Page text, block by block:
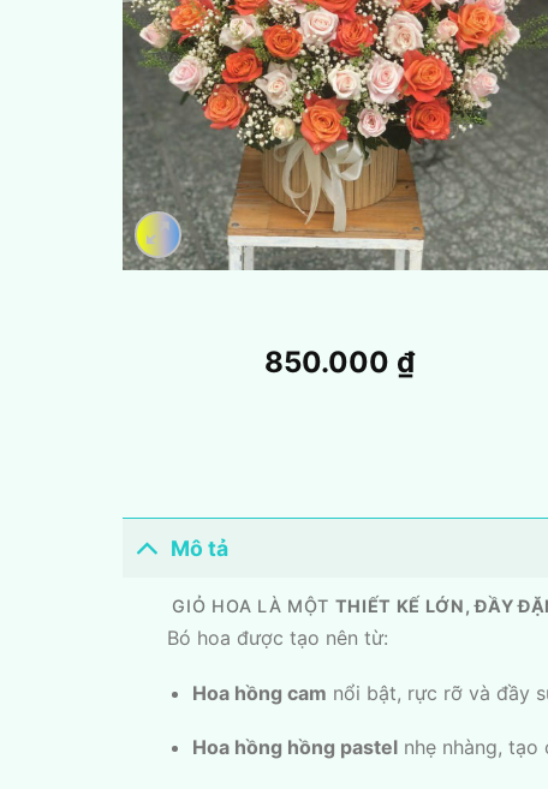
850.000 ₫
Mô tả
GIỎ HOA LÀ MỘT THIẾT KẾ LỚN, ĐẦY
Bó hoa được tạo nên từ:
Hoa hồng cam nổi bật, rực rỡ và đầy
Hoa hồng hồng pastelnhẹ nhàng, tạo